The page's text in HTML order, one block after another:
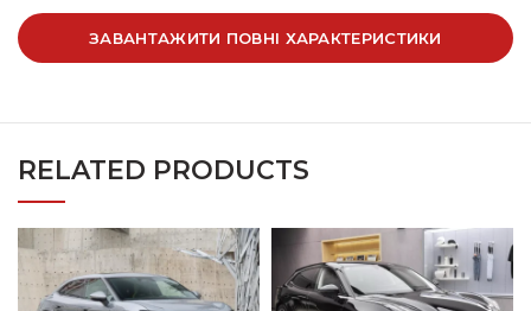
ЗАВАНТАЖИТИ ПОВНІ ХАРАКТЕРИСТИКИ
RELATED PRODUCTS